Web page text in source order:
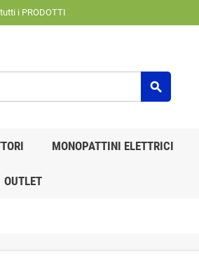
i PRODOTTI
search
MONOPATTINI ELETTRICI
OUTLET